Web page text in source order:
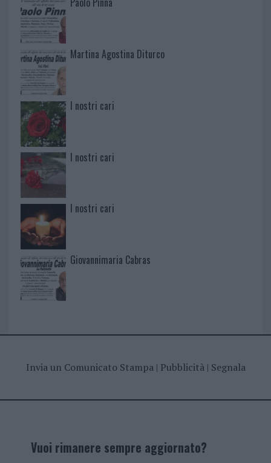
Martina Agostina Diturco
I nostri cari
I nostri cari
I nostri cari
Giovannimaria Cabras
Invia un Comunicato Stampa| Pubblicità| Segnala
Vuoi rimanere sempre aggiornato?